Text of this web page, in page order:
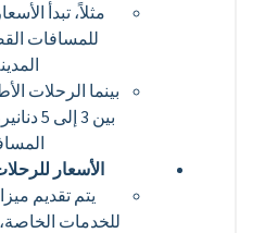
للمسافات
بينما الرحلات
بين 3 إلى 5
الأسعار
يتم تقديم
للخدمات